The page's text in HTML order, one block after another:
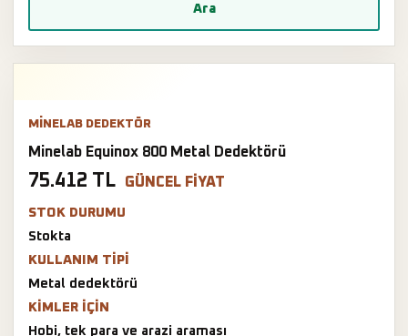
Ara
MINELAB DEDEKTÖR
Minelab Equinox 800 Metal Dedektörü
75.412 TL GÜNCEL FIYAT
STOK DURUMU
Stokta
KULLANIM TIPI
Metal dedektörü
KIMLER IÇIN
Hobi, tek para ve arazi araması